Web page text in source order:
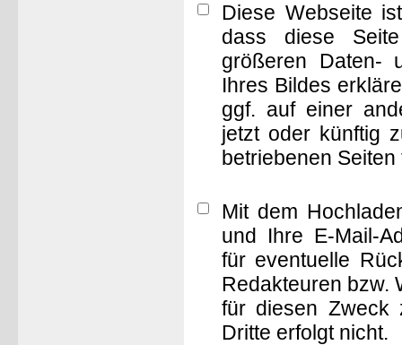
Diese Webseite
dass diese
größeren Daten-
Ihres Bildes
ggf. auf einer
jetzt oder künftig
betriebenen
Mit dem
und Ihre E-Mail-
für eventuelle
Redakteuren bzw.
für diesen Zweck
Dritte erfolgt nicht.